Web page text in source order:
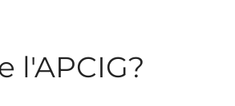
l'APCIG?